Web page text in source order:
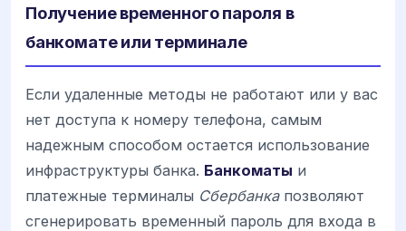
Получение временного пароля в
банкомате или терминале
Если удаленные методы не работают или у вас
нет доступа к номеру телефона, самым
надежным способом остается использование
инфраструктуры банка. Банкоматы и
платежные терминалы Сбербанкапозволяют
сгенерировать временный пароль для входа в